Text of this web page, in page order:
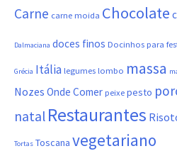
Carne carne moida Chocolate
Dalmaciana doces finos Docinhos para
Grécia Itália legumes lombo massa
Nozes Onde Comer peixe pesto
natal Restaurantes
Tortas Toscana vegetariano